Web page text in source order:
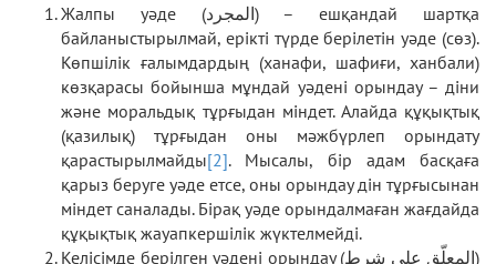
Жалпы уәде (المجرد) – ешқандай шартқа
байланыстырылмай, ерікті түрде берілетін уәде (сөз).
Көпшілік ғалымдардың (ханафи, шафиғи, ханбали)
көзқарасы бойынша мұндай уәдені орындау – діни
және моральдық тұрғыдан міндет. Алайда құқықтық
(қазилық) тұрғыдан оны мәжбүрлеп орындату
қарастырылмайды[2]. Мысалы, бір адам басқаға
қарыз беруге уәде етсе, оны орындау дін тұрғысынан
міндет саналады. Бірақ уәде орындалмаған жағдайда
құқықтық жауапкершілік жүктелмейді.
Келісімде берілген уәдені орындау (المعلّق على شرط)